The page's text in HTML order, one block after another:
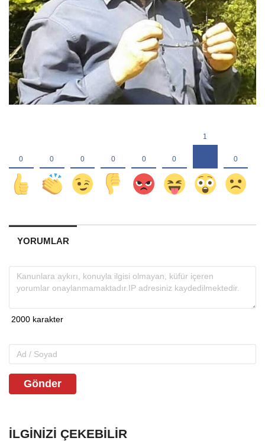
YORUMLAR
Gönder
İLGINIZI ÇEKEBILIR